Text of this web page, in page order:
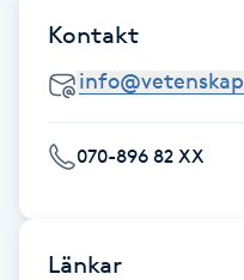
Gellack
Gellack med förstärkning
Gravidmassage
Gravidyoga
Kontakt
070-896 82 XX
Länkar